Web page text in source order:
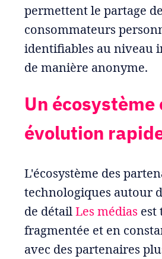
permettent le partage
consommateurs
identifiables au niveau
de manière anonyme.
Un écosystème
évolution
L'écosystème des
technologiques autour
de détailLes médias est
fragmentée et en
avec des partenaires